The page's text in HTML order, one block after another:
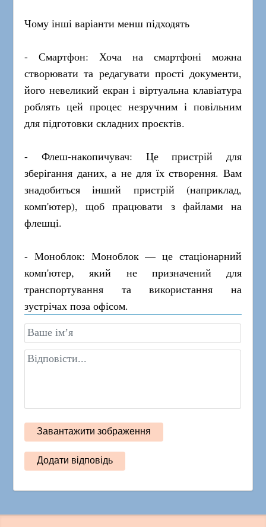
Чому інші варіанти менш підходять
- Смартфон: Хоча на смартфоні можна
створювати та редагувати прості документи,
його невеликий екран і віртуальна клавіатура
роблять цей процес незручним і повільним
для підготовки складних проєктів.
- Флеш-накопичувач: Це пристрій для
зберігання даних, а не для їх створення. Вам
знадобиться інший пристрій (наприклад,
комп'ютер), щоб працювати з файлами на
флешці.
- Моноблок: Моноблок — це стаціонарний
комп'ютер, який не призначений для
транспортування та використання на
зустрічах поза офісом.